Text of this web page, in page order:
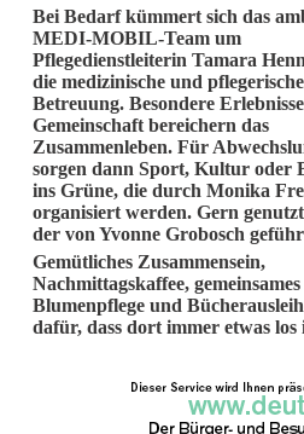
Bei Bedarf kümmert sich das
MEDI-MOBIL-Team um
Pflegedienstleiterin Tamara
die medizinische und pflegerische
Betreuung. Besondere
Gemeinschaft bereichern das
Zusammenleben. Für
sorgen dann Sport, Kultur oder
ins Grüne, die durch Monika
organisiert werden. Gern
der von Yvonne Grobosch
Gemütliches Zusammensein,
Nachmittagskaffee,
Blumenpflege und
dafür, dass dort immer etwas los